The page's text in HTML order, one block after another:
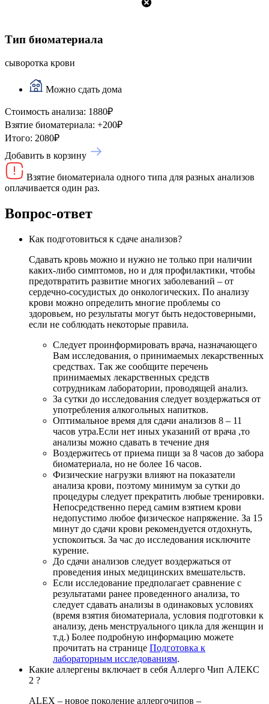
Тип биоматериала
сыворотка крови
Можно сдать дома
Стоимость анализа: 1880₽
Взятие биоматериала: +200₽
Итого: 2080₽
Добавить в корзину
Взятие биоматериала одного типа для разных анализов
оплачивается один раз.
Вопрос-ответ
Как подготовиться к сдаче анализов?
Сдавать кровь можно и нужно не только при наличии
каких-либо симптомов, но и для профилактики, чтобы
предотвратить развитие многих заболеваний – от
сердечно-сосудистых до онкологических. По анализу
крови можно определить многие проблемы со
здоровьем, но результаты могут быть недостоверными,
если не соблюдать некоторые правила.
Следует проинформировать врача, назначающего
Вам исследования, о принимаемых лекарственных
средствах. Так же сообщите перечень
принимаемых лекарственных средств
сотрудникам лаборатории, проводящей анализ.
За сутки до исследования следует воздержаться от
употребления алкогольных напитков.
Оптимальное время для сдачи анализов 8 – 11
часов утра.Если нет иных указаний от врача ,то
анализы можно сдавать в течение дня
Воздержитесь от приема пищи за 8 часов до забора
биоматериала, но не более 16 часов.
Физические нагрузки влияют на показатели
анализа крови, поэтому минимум за сутки до
процедуры следует прекратить любые тренировки.
Непосредственно перед самим взятием крови
недопустимо любое физическое напряжение. За 15
минут до сдачи крови рекомендуется отдохнуть,
успокоиться. За час до исследования исключите
курение.
До сдачи анализов следует воздержаться от
проведения иных медицинских вмешательств.
Если исследование предполагает сравнение с
результатами ранее проведенного анализа, то
следует сдавать анализы в одинаковых условиях
(время взятия биоматериала, условия подготовки к
анализу, день менструального цикла для женщин и
т.д.) Более подробную информацию можете
прочитать на странице Подготовка к
лабораторным исследованиям.
Какие аллергены включает в себя Аллерго Чип АЛЕКС
2 ?
ALEX – новое поколение аллергочипов –